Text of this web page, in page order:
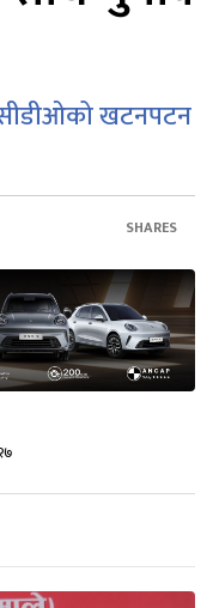
खटनपटन
SHARES